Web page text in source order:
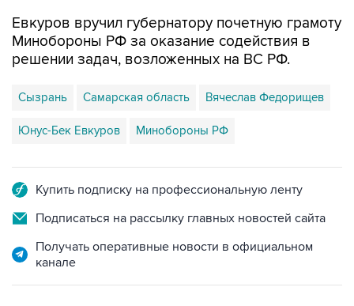
Евкуров вручил губернатору почетную грамоту
Минобороны РФ за оказание содействия в
решении задач, возложенных на ВС РФ.
Сызрань Самарская область Вячеслав Федорищев
Юнус-Бек Евкуров Минобороны РФ
Купить подписку на профессиональную ленту
Подписаться на рассылку главных новостей сайта
Получать оперативные новости в официальном
канале